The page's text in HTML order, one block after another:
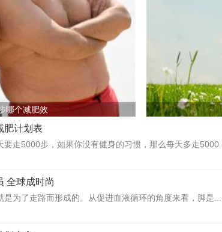
哪个减肥效
肥计划表
要走5000步，如果你没有健身的习惯，那么每天多走5000...
全球成时尚
是为了走路而形成的。从促进血液循环的角度来看，脚是...